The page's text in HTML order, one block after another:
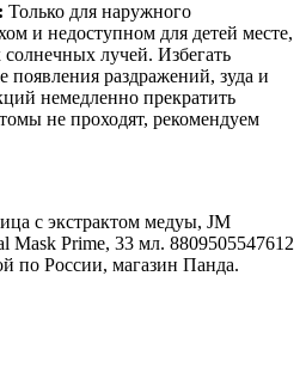
Только для наружного
и недоступном для детей месте,
лучей. Избегать
появления раздражений, зуда и
немедленно прекратить
не проходят, рекомендуем
с экстрактом медуы, JM
Mask Prime, 33 мл. 8809505547612
по России, магазин Панда.